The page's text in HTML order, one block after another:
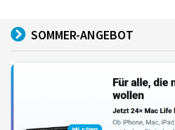
SOMMER-ANGEBOT